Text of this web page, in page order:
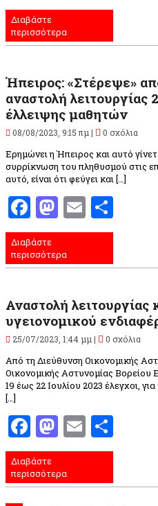
Διαβάστε
περισσότερα
Ήπειρος: «Στέρεψε»
αναστολή λειτουργίας
έλλειψης μαθητών
08/08/2023, 9:15 πμ | 0 σχόλια
Ερημώνει η Ήπειρος και αυτό
συρρίκνωση του πληθυσμού στις
αυτό, είναι ότι φεύγει και […]
Facebook
Mastodon
Email
Διαβάστε
περισσότερα
Αναστολή λειτουργίας
υγειονομικού
25/07/2023, 1:44 μμ | 0 σχόλια
Από τη Διεύθυνση Οικονομικής
Οικονομικής Αστυνομίας
19 έως 22 Ιουλίου 2023 έλεγχοι,
[…]
Facebook
Mastodon
Email
Διαβάστε
περισσότερα